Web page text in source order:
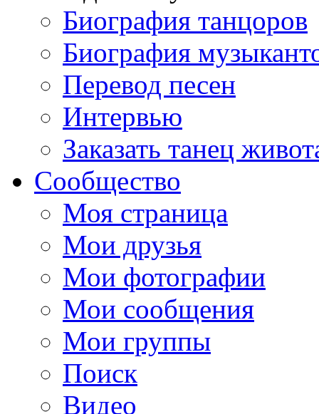
Биография танцоров
Биография
Перевод песен
Интервью
Заказать танец
Сообщество
Моя страница
Мои друзья
Мои фотографии
Мои сообщения
Мои группы
Поиск
Видео